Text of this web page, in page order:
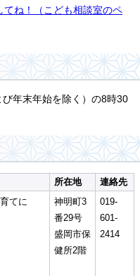
てね！（こども相談室のペ
年末年始を除く）の8時30
所在地
連絡先
てに
神明町3
番29号
盛岡市保
健所2階
019-
601-
2414